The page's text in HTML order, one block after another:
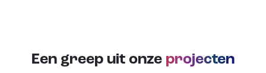
Een greep uit onze projecten